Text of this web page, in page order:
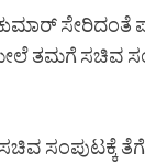
ಸೇರಿದಂತೆ
ತಮಗೆ ಸಚಿವ
ಸಂಪುಟಕ್ಕೆ